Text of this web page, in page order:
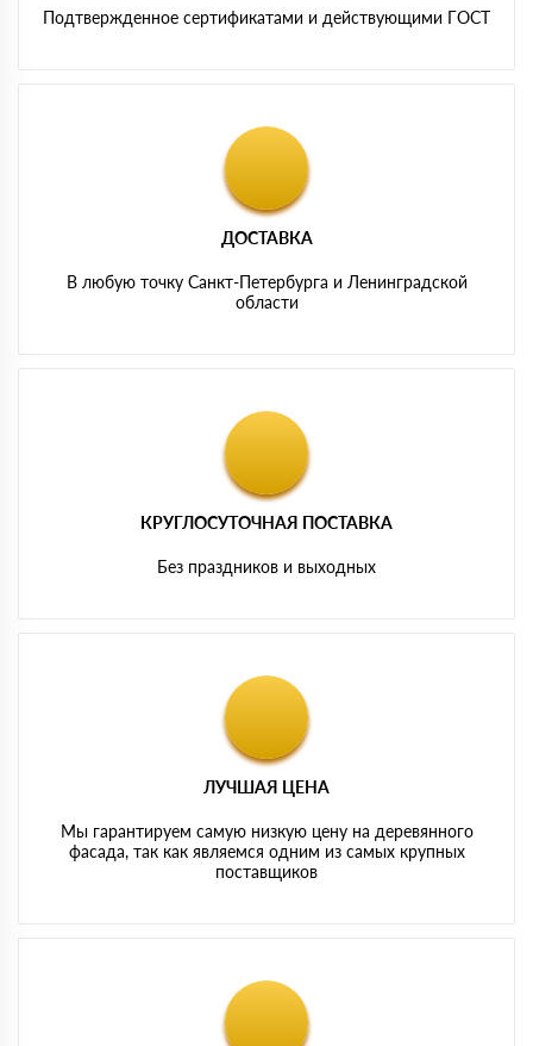
Подтвержденное сертификатами и действующими ГОСТ
ДОСТАВКА
В любую точку Санкт-Петербурга и Ленинградской
области
КРУГЛОСУТОЧНАЯ ПОСТАВКА
Без праздников и выходных
ЛУЧШАЯ ЦЕНА
Мы гарантируем самую низкую цену на деревянного
фасада, так как являемся одним из самых крупных
поставщиков